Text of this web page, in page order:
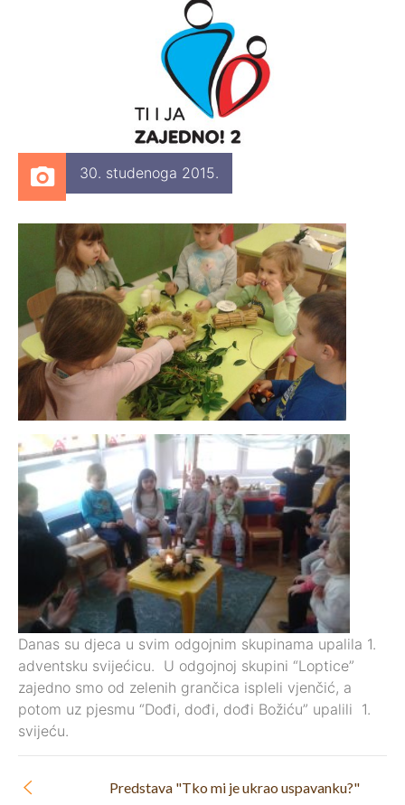
30. studenoga 2015.
Danas su djeca u svim odgojnim skupinama upalila 1.
adventsku svijećicu. U odgojnoj skupini “Loptice”
zajedno smo od zelenih grančica ispleli vjenčić, a
potom uz pjesmu “Dođi, dođi, dođi Božiću” upalili 1.
svijeću.
Predstava "Tko mi je ukrao uspavanku?"